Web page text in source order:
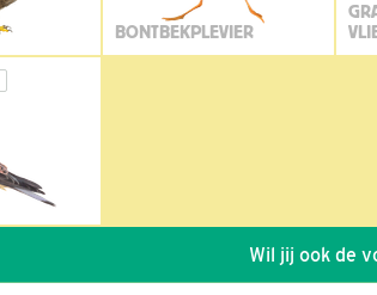
BONTBEKPLEVIER
Wil jij ook de